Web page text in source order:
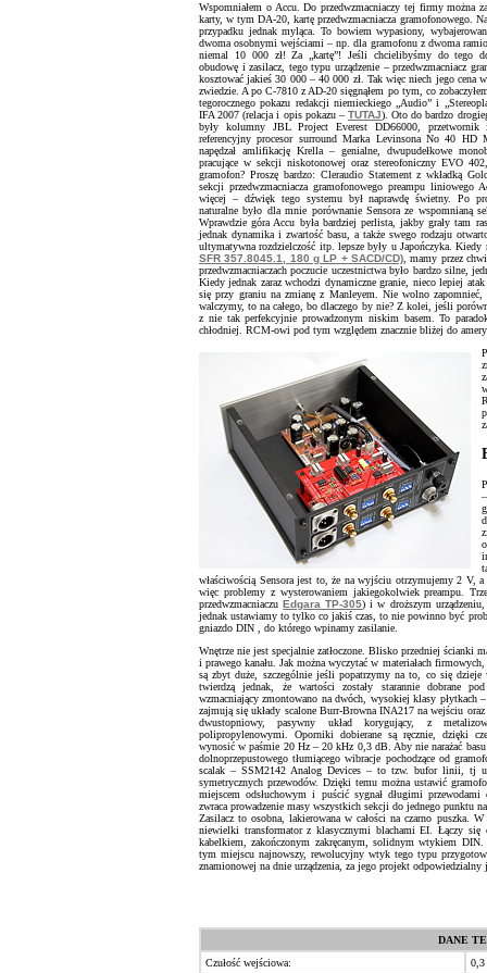
Wspomniałem o Accu. Do przedwzmacniaczy tej firmy można
karty, w tym DA-20, kartę przedwzmacniacza gramofonowego.
przypadku jednak myląca. To bowiem wypasiony,
dwoma osobnymi wejściami – np. dla gramofonu z dwoma
niemal 10 000 zł! Za „kartę”! Jeśli chcielibyśmy do tego
obudowę i zasilacz, tego typu urządzenie – przedwzmacniacz
kosztować jakieś 30 000 – 40 000 zł. Tak więc niech jego cena
zwiedzie. A po C-7810 z AD-20 sięgnąłem po tym, co
tegorocznego pokazu redakcji niemieckiego „Audio” i
IFA 2007 (relacja i opis pokazu – TUTAJ). Oto do bardzo
były kolumny JBL Project Everest DD66000, przetwornik
referencyjny procesor surround Marka Levinsona No 40 HD
napędzał amlifikację Krella – genialne, dwupudełkowe
pracujące w sekcji niskotonowej oraz stereofoniczny EVO
gramofon? Proszę bardzo: Cleraudio Statement z wkładką
sekcji przedwzmacniacza gramofonowego preampu liniowego
więcej – dźwięk tego systemu był naprawdę świetny. Po
naturalne było dla mnie porównanie Sensora ze
Wprawdzie góra Accu była bardziej perlista, jakby grały tam
jednak dynamika i zwartość basu, a także swego rodzaju
ultymatywna rozdzielczość itp. lepsze były u Japończyka. Kiedy
SFR 357.8045.1, 180 g LP + SACD/CD), mamy przez
przedwzmacniaczach poczucie uczestnictwa było bardzo silne,
Kiedy jednak zaraz wchodzi dynamiczne granie, nieco lepiej
się przy graniu na zmianę z Manleyem. Nie wolno
walczymy, to na całego, bo dlaczego by nie? Z kolei, jeśli
z nie tak perfekcyjnie prowadzonym niskim basem. To
chłodniej. RCM-owi pod tym względem znacznie bliżej do
właściwością Sensora jest to, że na wyjściu otrzymujemy 2
więc problemy z wysterowaniem jakiegokolwiek preampu.
przedwzmacniaczuEdgara TP-305) i w droższym urządzeniu,
jednak ustawiamy to tylko co jakiś czas, to nie powinno być
gniazdo DIN , do którego wpinamy zasilanie.
Wnętrze nie jest specjalnie zatłoczone. Blisko przedniej ścianki
i prawego kanału. Jak można wyczytać w materiałach
są zbyt duże, szczególnie jeśli popatrzymy na to, co się dzieje
twierdzą jednak, że wartości zostały starannie dobrane
wzmacniający zmontowano na dwóch, wysokiej klasy płytkach
zajmują się układy scalone Burr-Browna INA217 na wejściu
dwustopniowy, pasywny układ korygujący, z
polipropylenowymi. Oporniki dobierane są ręcznie, dzięki
wynosić w paśmie 20 Hz – 20 kHz 0,3 dB. Aby nie narażać
dolnoprzepustowego tłumiącego wibracje pochodzące od
scalak – SSM2142 Analog Devices – to tzw. bufor linii, tj
symetrycznych przewodów. Dzięki temu można ustawić
miejscem odsłuchowym i puścić sygnał długimi
zwraca prowadzenie masy wszystkich sekcji do jednego punktu
Zasilacz to osobna, lakierowana w całości na czarno puszka.
niewielki transformator z klasycznymi blachami EI. Łączy się
kabelkiem, zakończonym zakręcanym, solidnym wtykiem
tym miejscu najnowszy, rewolucyjny wtyk tego typu
znamionowej na dnie urządzenia, za jego projekt odpowiedzialny
DANE
Czułość wejściowa:
0,3